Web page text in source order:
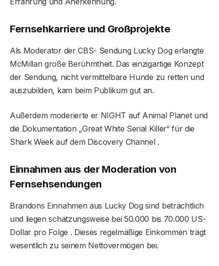
Fernsehkarriere und Großprojekte
Als Moderator der CBS- Sendung Lucky Dog erlangte
McMillan große Berühmtheit. Das einzigartige Konzept
der Sendung, nicht vermittelbare Hunde zu retten und
auszubilden, kam beim Publikum gut an.
Außerdem moderierte er NIGHT auf Animal Planet und
die Dokumentation „Great White Serial Killer“ für die
Shark Week auf dem Discovery Channel .
Einnahmen aus der Moderation von
Fernsehsendungen
Brandons Einnahmen aus Lucky Dog sind beträchtlich
und liegen schätzungsweise bei 50.000 bis 70.000 US-
Dollar pro Folge . Dieses regelmäßige Einkommen trägt
wesentlich zu seinem Nettovermögen bei.